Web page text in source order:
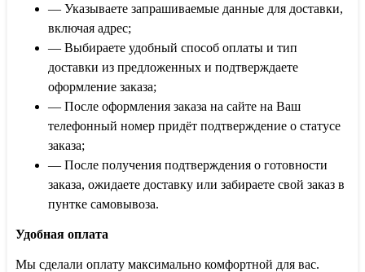
— Указываете запрашиваемые данные для доставки,
включая адрес;
— Выбираете удобный способ оплаты и тип
доставки из предложенных и подтверждаете
оформление заказа;
— После оформления заказа на сайте на Ваш
телефонный номер придёт подтверждение о статусе
заказа;
— После получения подтверждения о готовности
заказа, ожидаете доставку или забираете свой заказ в
пунтке самовывоза.
Удобная оплата
Мы сделали оплату максимально комфортной для вас.